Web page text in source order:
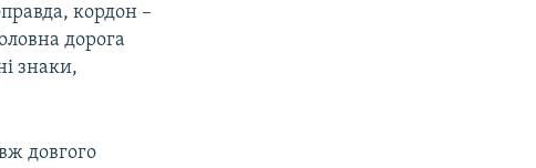
кордон –
дорога
знаки,
довгого